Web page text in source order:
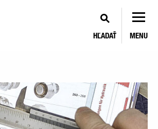
HĽADAŤ MENU